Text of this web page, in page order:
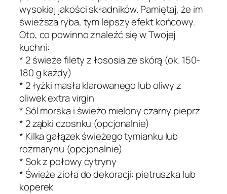
wysokiej jakości składników. Pamiętaj, że im
świeższa ryba, tym lepszy efekt końcowy.
Oto, co powinno znaleźć się w Twojej
kuchni:
* 2 świeże filety z łososia ze skórą (ok. 150-
180 g każdy)
* 2 łyżki masła klarowanego lub oliwy z
oliwek extra virgin
* Sól morska i świeżo mielony czarny pieprz
* 2 ząbki czosnku (opcjonalnie)
* Kilka gałązek świeżego tymianku lub
rozmarynu (opcjonalnie)
* Sok z połowy cytryny
* Świeże zioła do dekoracji: pietruszka lub
koperek